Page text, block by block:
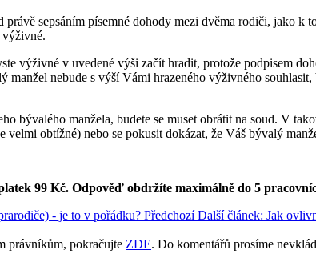
sepsáním písemné dohody mezi dvěma rodiči, jako k
výživné.
výživné v uvedené výši začít hradit, protože podpisem
nebude s výší Vámi hrazeného výživného
bývalého manžela, budete se muset obrátit na soud. V
obtížné) nebo se pokusit dokázat, že Váš bývalý
99 Kč. Odpověď obdržíte maximálně do 5
- je to v pořádku? Předchozí Další článek: Jak
právníkům, pokračujte ZDE. Do komentářů prosíme